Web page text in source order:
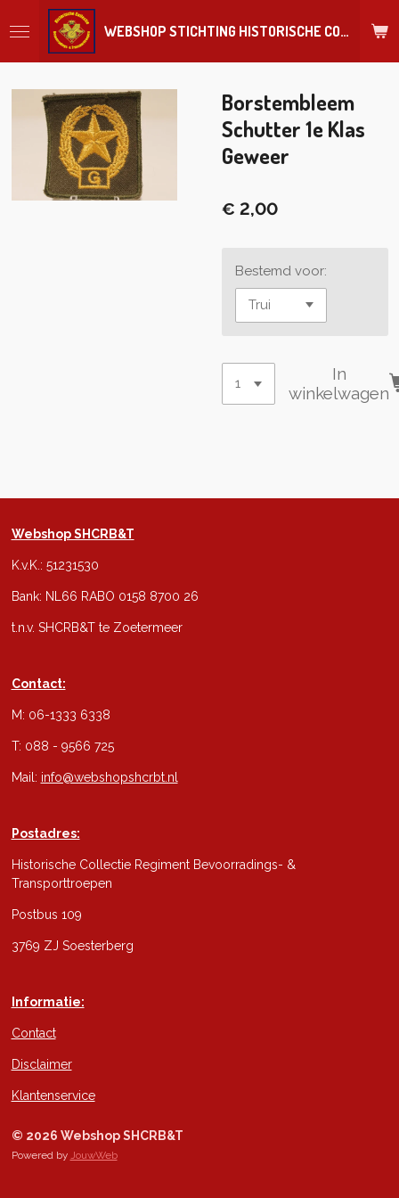
direct
hoofdinhoud
WEBSHOP STICHTING HISTORISCHE COLLECTIE REGIMENT
Borstembleem
Schutter 1e Klas
Geweer
€ 2,00
Bestemd voor:
In
winkelwagen
Webshop SHCRB&T
K.v.K.: 51231530
Bank: NL66 RABO 0158 8700 26
t.n.v. SHCRB&T te Zoetermeer
Contact:
M: 06-1333 6338
T: 088 - 9566 725
Mail: info@webshopshcrbt.nl
Postadres:
Historische Collectie Regiment Bevoorradings- &
Transporttroepen
Postbus 109
3769 ZJ Soesterberg
Informatie:
Contact
Disclaimer
Klantenservice
© 2026 Webshop SHCRB&T
Powered by JouwWeb